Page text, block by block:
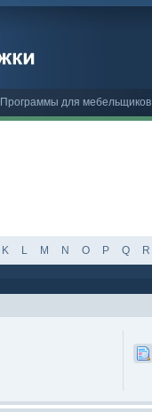
Программы для мебельщиков
K L M N O P Q R